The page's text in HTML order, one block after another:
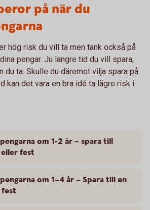
på när du
hög risk du vill ta men tänk också på
pengar. Ju längre tid du vill spara,
du ta. Skulle du däremot vilja spara på
kan det vara en bra idé ta lägre risk i
om 1-2 år – spara till
fest
om 1–4 år – Spara till en
fest